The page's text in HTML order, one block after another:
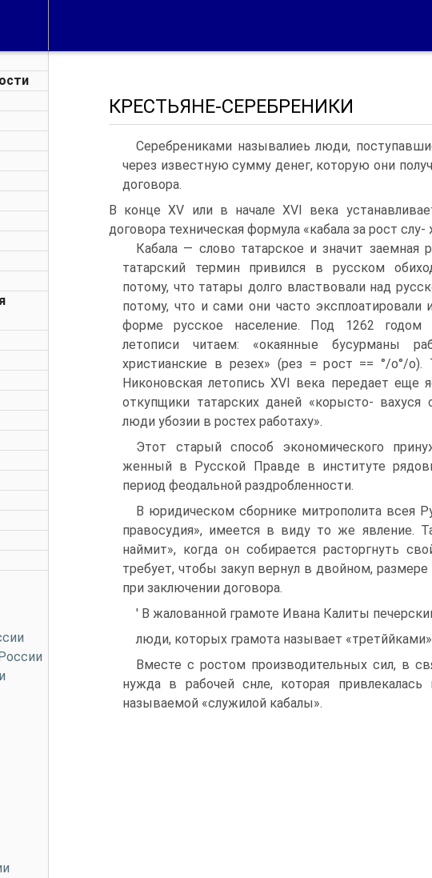
КРЕСТЬЯНЕ-СЕРЕБРЕНИКИ
Серебрениками называлиеь люди,
через из­вестную сумму денег, которую они
договора.
B конце XV или в начале XVI века
договора техническая формула «кабала за рост слу-
Кабала — слово татарское и значит заемная
татарский термин привился в русском
потому, что татары долго властвовали над
потому, что и сами они часто эксплоатировали
форме русское население. Под 1262 годом
летописи читаем: «окаянные бусурманы
христианские в резех» (рез = рост == °/о°/
Никоновская летопись XVI века передает еще
откупщики татарских даней «корысто- вахуся
люди убозии в ростех работаху».
Этот старый способ экономического
женный в Русской Правде в институте
период фео­дальной раздробленности.
B юридическом сборнике митрополита всея
право­судия», имеется в виду то же явление.
наймит», когда он собирается расторгнуть
требует, чтобы закуп вернул в двойном,
при заключении договора.
' B жалованной грамоте Ивана Калиты
люди, которых грамота называет
Вместе с ростом производительных сил, в
нужда в рабочей снле, которая
называемой «служилой кабалы».